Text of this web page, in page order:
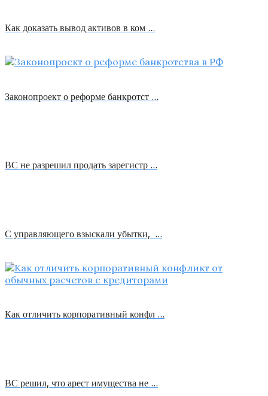
Как доказать вывод активов в ком …
Законопроект о реформе банкротст …
ВС не разрешил продать зарегистр …
С управляющего взыскали убытки, …
Как отличить корпоративный конфл …
ВС решил, что арест имущества не …